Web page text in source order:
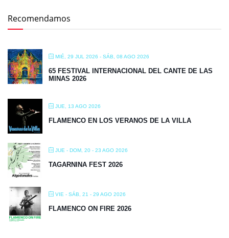
Recomendamos
MIÉ, 29 JUL 2026 - SÁB, 08 AGO 2026
65 FESTIVAL INTERNACIONAL DEL CANTE DE LAS
MINAS 2026
JUE, 13 AGO 2026
FLAMENCO EN LOS VERANOS DE LA VILLA
JUE - DOM, 20 - 23 AGO 2026
TAGARNINA FEST 2026
VIE - SÁB, 21 - 29 AGO 2026
FLAMENCO ON FIRE 2026